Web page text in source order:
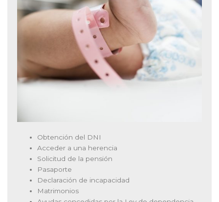
Obtención del DNI
Acceder a una herencia
Solicitud de la pensión
Pasaporte
Declaración de incapacidad
Matrimonios